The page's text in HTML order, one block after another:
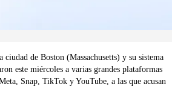
de Boston (Massachusetts) y su sistema
este miércoles a varias grandes plataformas
Snap, TikTok y YouTube, a las que acusan